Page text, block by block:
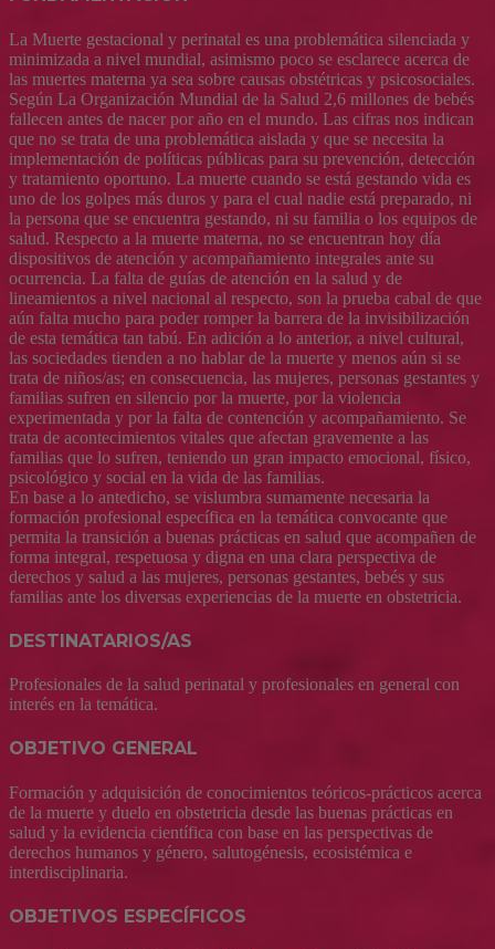
La Muerte gestacional y perinatal es una problemática silenciada y
minimizada a nivel mundial, asimismo poco se esclarece acerca de
las muertes materna ya sea sobre causas obstétricas y psicosociales.
Según La Organización Mundial de la Salud 2,6 millones de bebés
fallecen antes de nacer por año en el mundo. Las cifras nos indican
que no se trata de una problemática aislada y que se necesita la
implementación de políticas públicas para su prevención, detección
y tratamiento oportuno. La muerte cuando se está gestando vida es
uno de los golpes más duros y para el cual nadie está preparado, ni
la persona que se encuentra gestando, ni su familia o los equipos de
salud. Respecto a la muerte materna, no se encuentran hoy día
dispositivos de atención y acompañamiento integrales ante su
ocurrencia. La falta de guías de atención en la salud y de
lineamientos a nivel nacional al respecto, son la prueba cabal de que
aún falta mucho para poder romper la barrera de la invisibilización
de esta temática tan tabú. En adición a lo anterior, a nivel cultural,
las sociedades tienden a no hablar de la muerte y menos aún si se
trata de niños/as; en consecuencia, las mujeres, personas gestantes y
familias sufren en silencio por la muerte, por la violencia
experimentada y por la falta de contención y acompañamiento. Se
trata de acontecimientos vitales que afectan gravemente a las
familias que lo sufren, teniendo un gran impacto emocional, físico,
psicológico y social en la vida de las familias.
En base a lo antedicho, se vislumbra sumamente necesaria la
formación profesional específica en la temática convocante que
permita la transición a buenas prácticas en salud que acompañen de
forma integral, respetuosa y digna en una clara perspectiva de
derechos y salud a las mujeres, personas gestantes, bebés y sus
familias ante los diversas experiencias de la muerte en obstetricia.
DESTINATARIOS/AS
Profesionales de la salud perinatal y profesionales en general con
interés en la temática.
OBJETIVO GENERAL
Formación y adquisición de conocimientos teóricos-prácticos acerca
de la muerte y duelo en obstetricia desde las buenas prácticas en
salud y la evidencia científica con base en las perspectivas de
derechos humanos y género, salutogénesis, ecosistémica e
interdisciplinaria.
OBJETIVOS ESPECÍFICOS